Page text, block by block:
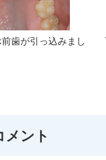
歯が引っ込みまし
メント